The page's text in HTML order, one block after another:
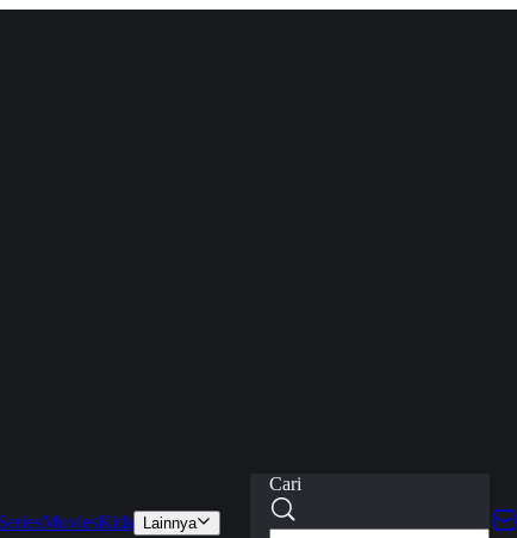
MoviesKids Lainnya
Cari